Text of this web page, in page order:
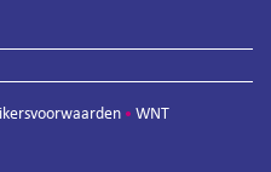
• WNT